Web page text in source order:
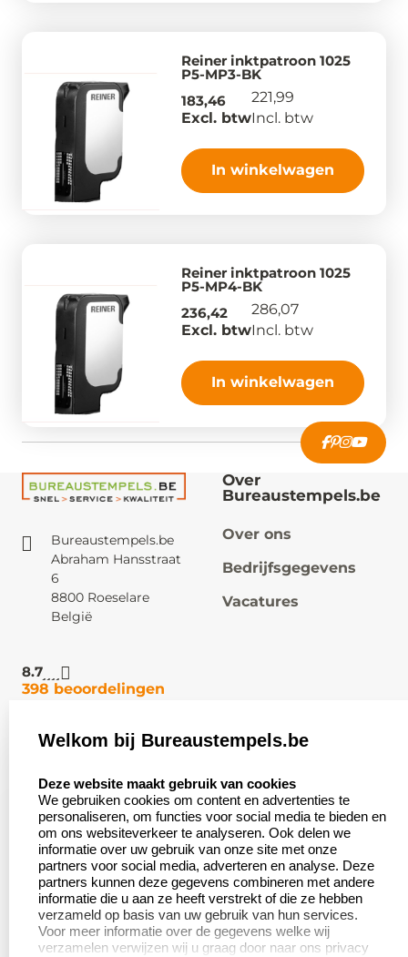
Reiner inktpatroon 1025
P5-MP3-BK
183,46
Excl. btw
221,99
Incl. btw
In winkelwagen
Reiner inktpatroon 1025
P5-MP4-BK
236,42
Excl. btw
286,07
Incl. btw
In winkelwagen
Bureaustempels.be
Abraham Hansstraat
6
8800 Roeselare
België
8.7
398 beoordelingen
Over
Bureaustempels.be
Over ons
Bedrijfsgegevens
Vacatures
Klantenservice:
Contact
Veel gestelde vragen
Retourneren
Herroepingsrecht
Zakelijk:
Aanvraag op maat
Wederverkoper
worden
Betaling &
Verzending
Productinformatie:
Welkom bij Bureaustempels.be
Deze website maakt gebruik van cookies
We gebruiken cookies om content en advertenties te
personaliseren, om functies voor social media te bieden en
om ons websiteverkeer te analyseren. Ook delen we
informatie over uw gebruik van onze site met onze
partners voor social media, adverteren en analyse. Deze
partners kunnen deze gegevens combineren met andere
informatie die u aan ze heeft verstrekt of die ze hebben
verzameld op basis van uw gebruik van hun services.
Voor meer informatie over de gegevens welke wij
verzamelen verwijzen wij u graag door naar ons privacy